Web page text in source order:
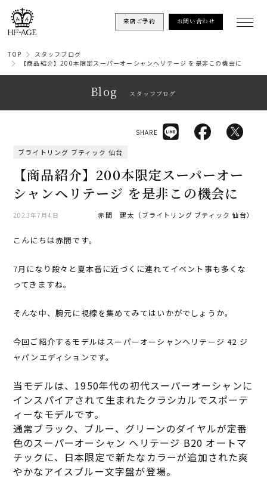
来店ご予約 お問い合わせ
TOP
スタッフブログ
【商品紹介】200本限定スーパーオーシャンヘリテージ を是非この機会に
Blog スタッフブログ
ブライトリング ブティック 仙台
【商品紹介】200本限定スーパーオー
シャンヘリテージ を是非この機会に
2023年7月4日 赤間 建太（ブライトリング ブティック 仙台）
SHARE
こんにちは赤間です。
7月になり段々と夏本番に近づくに連れてイベント事も多くな
ってきますね。
そんな中、腕元に視線を集めてみてはいかがでしょうか。
今回ご紹介するモデルはスーパーオーシャンヘリテージ 42 ジ
ャパンエディションです。
当モデルは、1950年代の初代スーパーオーシャンに
インスパイアされて生まれたクラシカルでスポーテ
ィーなモデルです。
通常ブラック、ブルー、グリーンのダイヤルが定番
色のスーパーオーシャン ヘリテージ B20 オートマ
チックに、日本限定で新たなカラーが追加された爽
やかなアイスブルー文字盤が登場。